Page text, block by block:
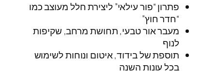
פתרון “פור עילאי” ליצירת חלל מעוצב כמו
“חדר חוץ”
מעבר אור טבעי, תחושת מרחב, שקיפות
לנוף
תוספת של בידוד, איטום ונוחות לשימוש
בכל עונות השנה